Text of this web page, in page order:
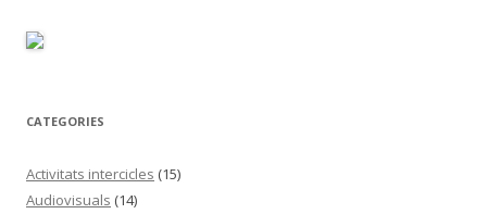
:
CATEGORIES
Activitats intercicles (15)
Audiovisuals (14)